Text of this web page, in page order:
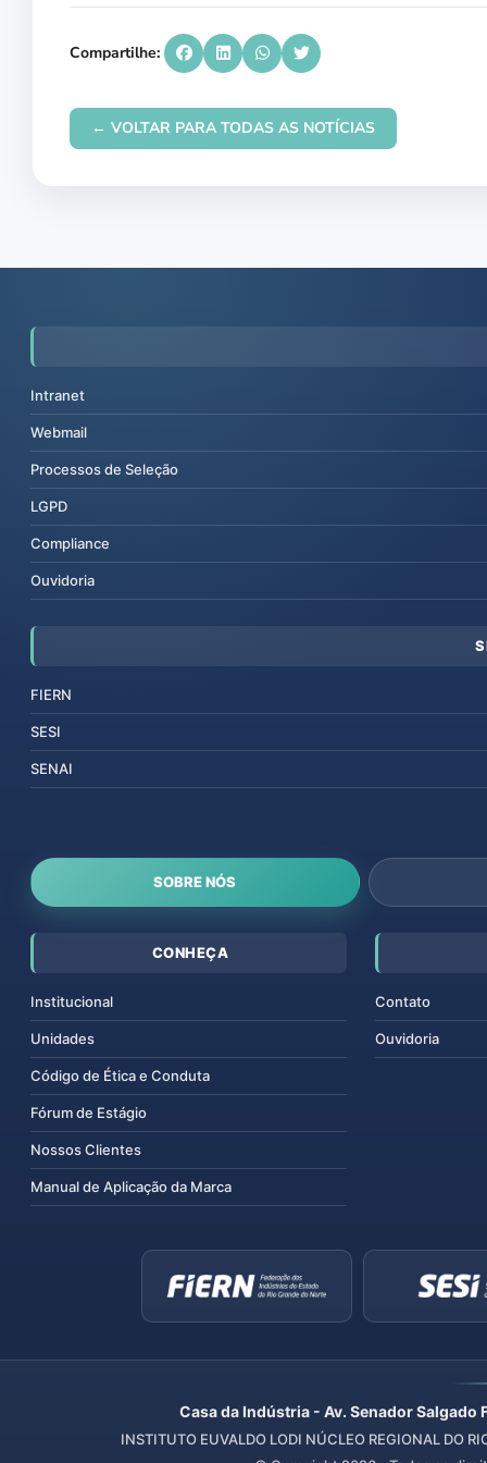
Compartilhe:
← VOLTAR PARA TODAS AS NOTÍCIAS
Intranet
Webmail
Processos de Seleção
LGPD
Compliance
Ouvidoria
FIERN
SESI
SENAI
SOBRE NÓS
CONHEÇA
Institucional
Unidades
Código de Ética e Conduta
Fórum de Estágio
Nossos Clientes
Manual de Aplicação da Marca
Contato
Ouvidoria
Casa da Indústria - Av. Senador
INSTITUTO EUVALDO LODI NÚCLEO REGIONAL DO